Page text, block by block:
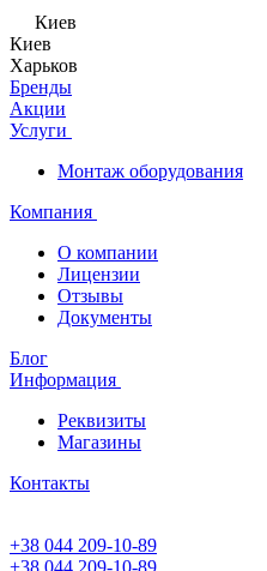
Киев
Киев
Харьков
Бренды
Акции
Услуги
Монтаж оборудования
Компания
О компании
Лицензии
Отзывы
Документы
Блог
Информация
Реквизиты
Магазины
Контакты
+38 044 209-10-89
+38 044 209-10-89